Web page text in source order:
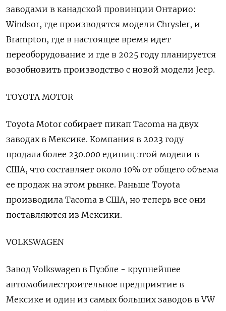
заводами в канадской провинции Онтарио:
Windsor, где производятся модели Chrysler, и
Brampton, где в настоящее время идет
переоборудование и где в 2025 году планируется
возобновить производство с новой модели Jeep.
TOYOTA MOTOR
Toyota Motor собирает пикап Tacoma на двух
заводах в Мексике. Компания в 2023 году
продала более 230.000 единиц этой модели в
США, что составляет около 10% от общего объема
ее продаж на этом рынке. Раньше Toyota
производила Tacoma в США, но теперь все они
поставляются из Мексики.
VOLKSWAGEN
Завод Volkswagen в Пуэбле - крупнейшее
автомобилестроительное предприятие в
Мексике и один из самых больших заводов в VW